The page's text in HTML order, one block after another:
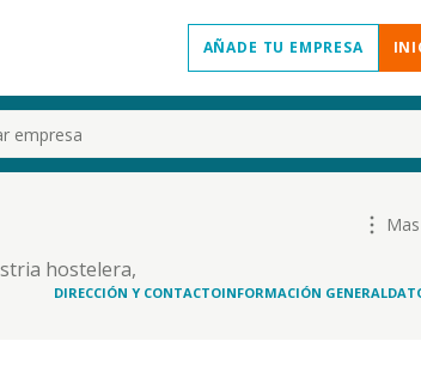
AÑADE TU EMPRESA
hostelera,
incluido
DIRECCIÓN Y CONTACTOINFORMACIÓN GENERAL